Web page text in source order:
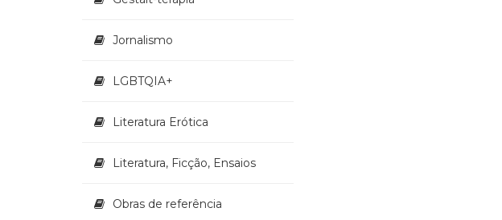
Jornalismo
LGBTQIA+
Literatura Erótica
Literatura, Ficção, Ensaios
Obras de referência